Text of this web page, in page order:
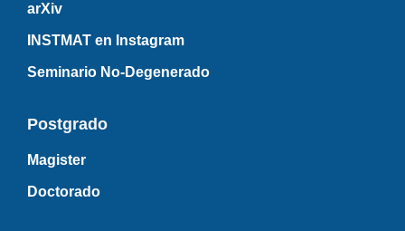
arXiv
INSTMAT en Instagram
Seminario No-Degenerado
Postgrado
Magister
Doctorado